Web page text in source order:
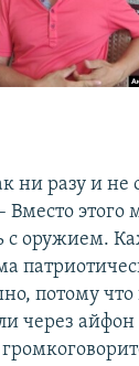
ни разу и не
этого
с оружием.
потому
через